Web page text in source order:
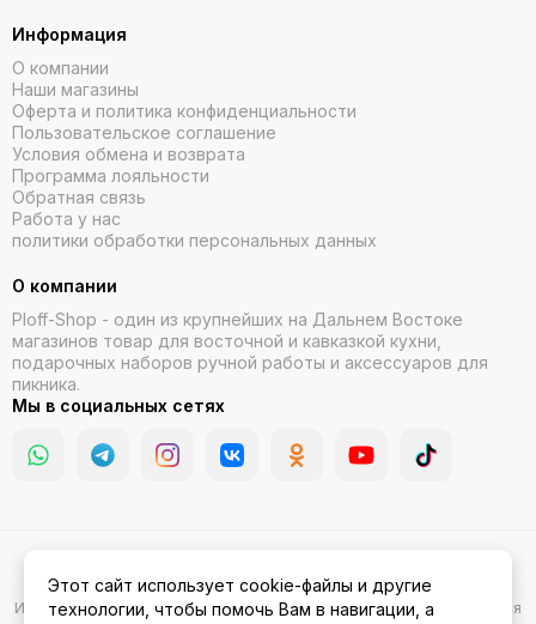
Информация
О компании
Наши магазины
Оферта и политика конфиденциальности
Пользовательское соглашение
Условия обмена и возврата
Программа лояльности
Обратная связь
Работа у нас
политики обработки персональных данных
О компании
Ploff-Shop - один из крупнейших на Дальнем Востоке
магазинов товар для восточной и кавказкой кухни,
подарочных наборов ручной работы и аксессуаров для
пикника.
Мы в социальных сетях
Амуре.Карта сайта
Информация на сайте носит ознакомительный характер и не является
Этот сайт использует cookie-файлы и другие
технологии, чтобы помочь Вам в навигации, а